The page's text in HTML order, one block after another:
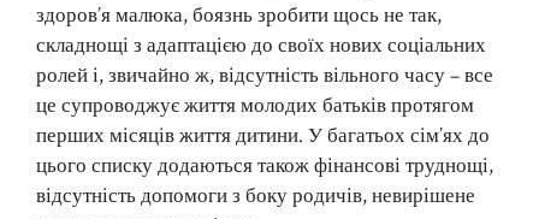
здоров’я малюка, боязнь зробити щось не так,
складнощі з адаптацією до своїх нових соціальних
ролей і, звичайно ж, відсутність вільного часу – все
це супроводжує життя молодих батьків протягом
перших місяців життя дитини. У багатьох сім’ях до
цього списку додаються також фінансові труднощі,
відсутність допомоги з боку родичів, невирішене